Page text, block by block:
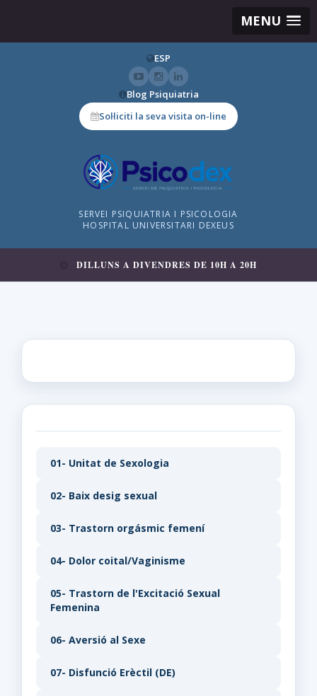
MENU
ESP
Blog Psiquiatria
Sol·liciti la seva visita on-line
SERVEI PSIQUIATRIA I PSICOLOGIA
HOSPITAL UNIVERSITARI DEXEUS
DILLUNS A DIVENDRES DE 10H A 20H
01- Unitat de Sexologia
02- Baix desig sexual
03- Trastorn orgásmic femení
04- Dolor coital/Vaginisme
05- Trastorn de l'Excitació Sexual
Femenina
06- Aversió al Sexe
07- Disfunció Erèctil (DE)